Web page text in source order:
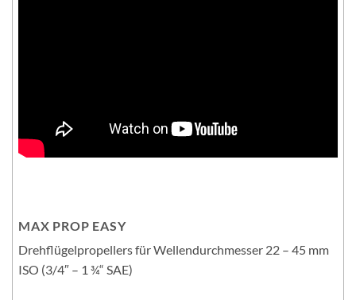
MAX PROP EASY
Drehflügelpropellers für Wellendurchmesser 22 – 45 mm
ISO (3/4″ – 1 ¾“ SAE)